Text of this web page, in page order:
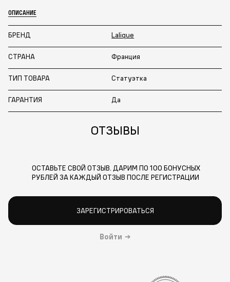
ОПИСАНИЕ
БРЕНД Lalique
СТРАНА Франция
ТИП ТОВАРА Статуэтка
ГАРАНТИЯ Да
ОТЗЫВЫ
ОСТАВЬТЕ СВОЙ ОТЗЫВ. ДАРИМ ПО 100 БОНУСНЫХ
РУБЛЕЙ ЗА КАЖДЫЙ ОТЗЫВ ПОСЛЕ РЕГИСТРАЦИИ
ЗАРЕГИСТРИРОВАТЬСЯ
Войти →